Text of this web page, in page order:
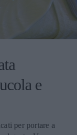
e
per portare a